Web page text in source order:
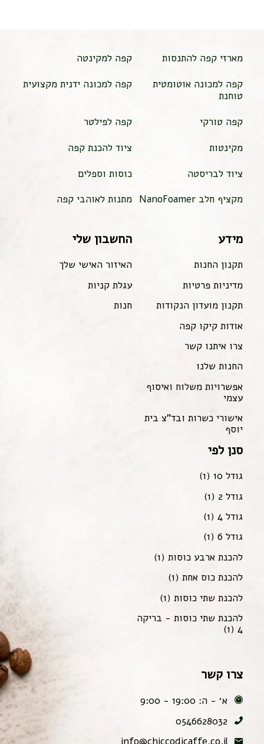
מארזי קפה להתנסות
קפה למקינטה
קפה למכונה אוטומטית
טוחנת
קפה למכונה ידנית מקצועית
קפה טורקי
קפה לפילטר
מקינטות
ציוד להכנת קפה
ציוד לבריסטה
כוסות וספלים
מקציף חלב NanoFoamer
מתנות לאוהבי קפה
מידע
תקנון החנות
מדיניות פרטיות
תקנון מועדון הנקודות
אודות קיקו קפה
צרו איתנו קשר
החנות שלנו
אפשרויות משלוח ואיסוף
עצמי
אישורי כשרות ובד"צ בית
יוסף
סנן לפי
גודל 10
(1)
גודל 2
(1)
גודל 4
(1)
גודל 6
(1)
להכנת ארבע כוסות (1)
להכנת כוס אחת (1)
להכנת שתי כוסות (1)
להכנת שתי כוסות - בריקה
4
(1)
החשבון שלי
האיזור האישי שלך
עגלת קניות
חנות
צרו קשר
א׳ - ה: 19:00 - 9:00
0546628032